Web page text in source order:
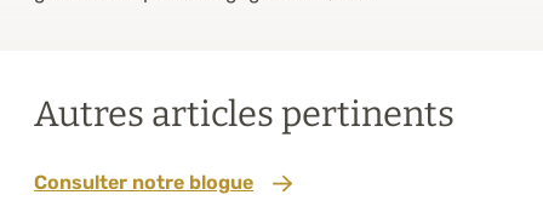
Autres articles pertinents
Consulter notre blogue